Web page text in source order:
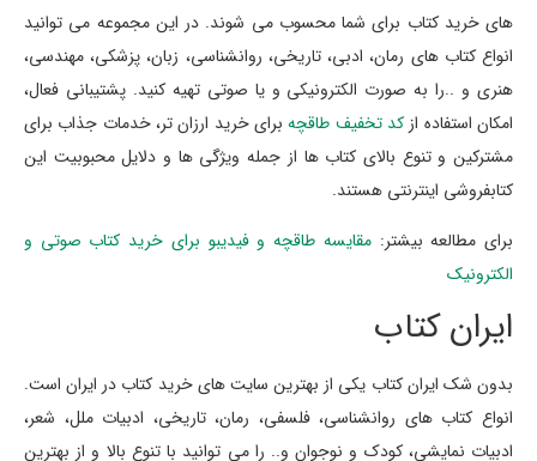
های خرید کتاب برای شما محسوب می شوند. در این مجموعه می توانید
انواع کتاب های رمان، ادبی، تاریخی، روانشناسی، زبان، پزشکی، مهندسی،
هنری و ..را به صورت الکترونیکی و یا صوتی تهیه کنید. پشتیبانی فعال،
امکان استفاده از کد تخفیف طاقچهبرای خرید ارزان تر، خدمات جذاب برای
مشترکین و تنوع بالای کتاب ها از جمله ویژگی ها و دلایل محبوبیت این
کتابفروشی اینترنتی هستند.
برای مطالعه بیشتر:مقایسه طاقچه و فیدیبو برای خرید کتاب صوتی و
الکترونیک
ایران کتاب
بدون شک ایران کتاب یکی از بهترین سایت های خرید کتاب در ایران است.
انواع کتاب های روانشناسی، فلسفی، رمان، تاریخی، ادبیات ملل، شعر،
ادبیات نمایشی، کودک و نوجوان و.. را می توانید با تنوع بالا و از بهترین